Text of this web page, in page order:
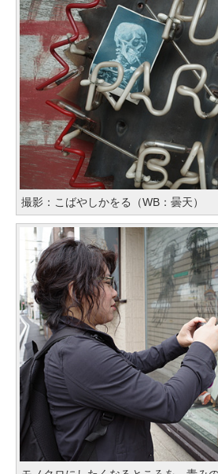
撮影：こばやしかをる（WB：曇天）